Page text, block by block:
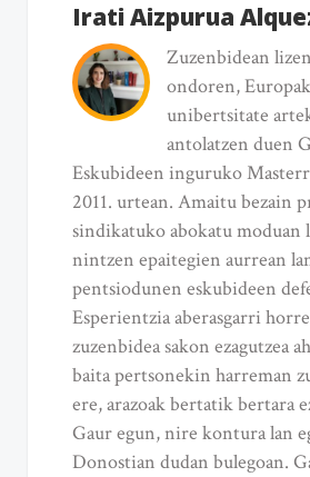
Irati Aizpurua
Zuzenbidean
ondoren,
unibertsitate
antolatzen duen
Eskubideen inguruko
2011. urtean. Amaitu bezain
sindikatuko abokatu moduan
nintzen epaitegien aurrean
pentsiodunen eskubideen
Esperientzia aberasgarri
zuzenbidea sakon ezagutzea
baita pertsonekin harreman
ere, arazoak bertatik bertara
Gaur egun, nire kontura lan
Donostian dudan bulegoan.